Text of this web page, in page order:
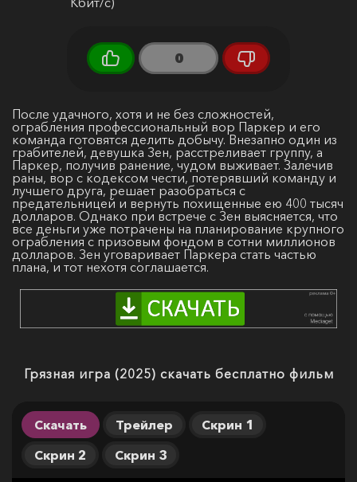
0
После удачного, хотя и не без сложностей,
ограбления профессиональный вор Паркер и его
команда готовятся делить добычу. Внезапно один из
грабителей, девушка Зен, расстреливает группу, а
Паркер, получив ранение, чудом выживает. Залечив
раны, вор с кодексом чести, потерявший команду и
лучшего друга, решает разобраться с
предательницей и вернуть похищенные ею 400 тысяч
долларов. Однако при встрече с Зен выясняется, что
все деньги уже потрачены на планирование крупного
ограбления с призовым фондом в сотни миллионов
долларов. Зен уговаривает Паркера стать частью
плана, и тот нехотя соглашается.
Грязная игра (2025) скачать бесплатно фильм
Скачать Трейлер
Скрин 1
Скрин 2
Скрин 3